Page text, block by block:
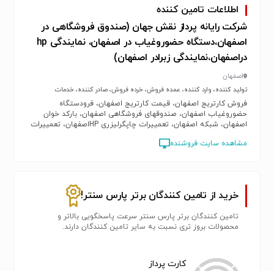
اطلاعات تامین کننده
شرکت رایانه پرداز نقش جهان (صندوق فروشگاهی در
اصفهان،دستگاه حضوروغیاب در اصفهان، نمایندگی hp
دراصفهان،نمایندگی زبرادر اصفهان)
اصفهان
تولید کننده، وارد کننده، عمده فروش، خرده فروش، صادر کننده، خدمات
فروش کارتریج اصفهان، قیمت کارتریج اصفهان، فرودستگاه
حضوروغیاب اصفهان، صندوقهای فروشگاهی اصفهان، بارکد خوان
اصفهان، شبکه اصفهان، تعمییرات چاپگرلیزری HPاصفهان، تعمییرات
تاپ اصفهان، فروش قطعات شبکه اصفهان، فروش قطعات کامپیوتر
مشاهده سایت فروشنده
خرید از تامین کنندگان برتر پارس سنتر!
تامین کنندگان برتر پارس سنتر سرعت پاسخگویی بالاتر و
محصولات بروز تری نسبت به سایر تامین کنندگان دارند.
کارت پرداز